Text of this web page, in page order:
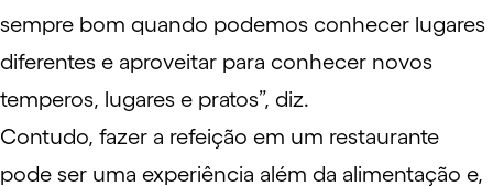
sempre bom quando podemos conhecer lugares
diferentes e aproveitar para conhecer novos
temperos, lugares e pratos”, diz.
Contudo, fazer a refeição em um restaurante
pode ser uma experiência além da alimentação e,